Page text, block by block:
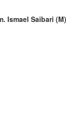
Ismael Saibari